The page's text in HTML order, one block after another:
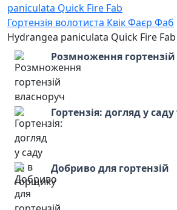
Гортензія волотиста Квік Фаєр Фаб
Hydrangea paniculata Quick Fire Fab
Розмноження
Гортензія: догляд у
Добриво для гортензій